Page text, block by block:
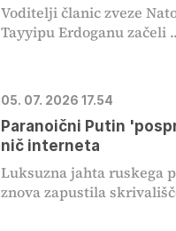
Voditelji članic zveze
Tayyipu Erdoganu začeli
05. 07. 2026 17.54
Paranoični Putin
nič interneta
Luksuzna jahta ruskega
znova zapustila